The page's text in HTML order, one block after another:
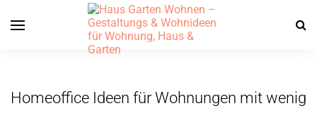
Homeoffice Ideen für Wohnungen mit wenig